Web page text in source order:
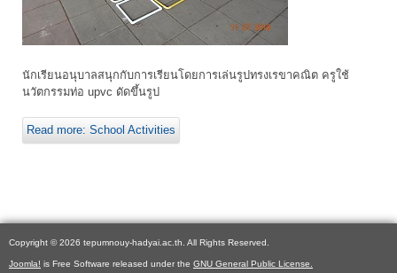
นักเรียนอนุบาลสนุกกับการเรียนโดยการเล่นรูปทรงเรขาคณิต ครูใช้
นวัตกรรมท่อ upvc ดัดขึ้นรูป
Read more: School Activities
Copyright © 2026 tepumnouy-hadyai.ac.th. All Rights Reserved.
Joomla! is Free Software released under the GNU General Public License.